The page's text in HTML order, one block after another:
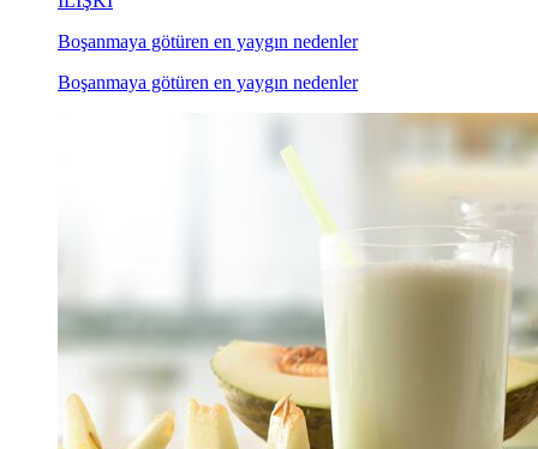
Boşanmaya götüren en yaygın nedenler
Boşanmaya götüren en yaygın nedenler